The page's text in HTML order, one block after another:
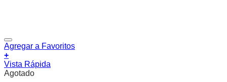
Agregar a Favoritos
+
Vista Rápida
Agotado